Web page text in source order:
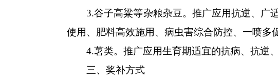
3.谷子高粱等杂粮杂豆。推广应用抗逆、广适
使用、肥料高效施用、病虫害综合防控、一喷多
4.薯类。推广应用生育期适宜的抗病、抗逆、
三、奖补方式